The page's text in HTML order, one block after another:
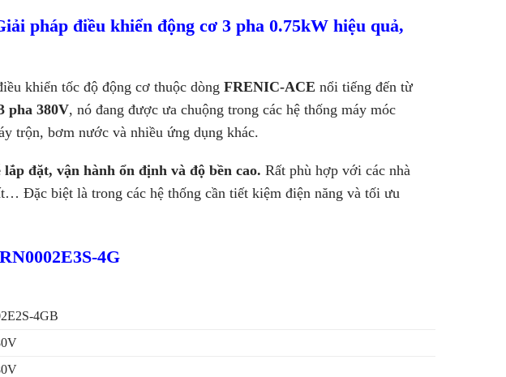
pháp điều khiển động cơ 3 pha 0.75kW hiệu quả,
khiển tốc độ động cơ thuộc dòng FRENIC-ACE nổi tiếng đến từ
pha 380V, nó đang được ưa chuộng trong các hệ thống máy móc
trộn, bơm nước và nhiều ứng dụng khác.
đặt, vận hành ổn định và độ bền cao. Rất phù hợp với các nhà
Đặc biệt là trong các hệ thống cần tiết kiệm điện năng và tối ưu
4G
4GB